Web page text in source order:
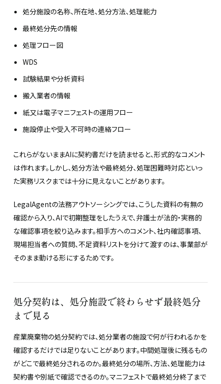
処分施設の名称、所在地、処分方法、処理能力
最終処分先の情報
処理フロー図
WDS
試験結果や分析資料
搬入業者の情報
紙又は電子マニフェストの運用フロー
施設停止や受入不可時の連絡フロー
これらがないままAIに契約書だけを読ませると、形式的なコメント
は作れます。しかし、処分方法や最終処分、処理困難時対応といっ
た実務リスクまでは十分に見えないことがあります。
LegalAgentの法務アウトソーシングでは、こうした資料の有無の
確認から入り、AIで初期整理をしたうえで、弁護士が法的・実務的
な確認事項を絞り込みます。相手方へのコメント、社内確認事項、
現場担当者への質問、不足資料リストを分けて渡すのは、事業部が
そのまま動ける形にするためです。
処分契約は、処分施設で終わらせず最終処分
まで見る
産業廃棄物の処分契約では、処分業者の施設で何が行われるかを
確認するだけでは足りないことがあります。中間処理後に残るもの
がどこで最終処分されるのか。最終処分の場所、方法、処理能力は
契約書や別紙で確認できるのか。マニフェストで最終処分終了まで